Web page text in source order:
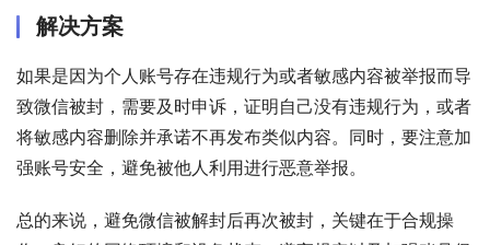
解决方案
如果是因为个人账号存在违规行为或者敏感内容被举报而导
致微信被封，需要及时申诉，证明自己没有违规行为，或者
将敏感内容删除并承诺不再发布类似内容。同时，要注意加
强账号安全，避免被他人利用进行恶意举报。
总的来说，避免微信被解封后再次被封，关键在于合规操